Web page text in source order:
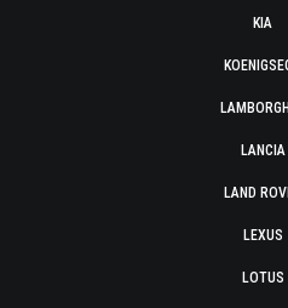
KIA
LANCIA
LAND
LEXUS
LOTUS